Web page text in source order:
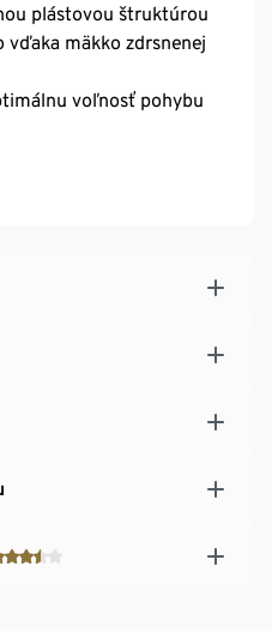
plástovou štruktúrou
mäkko zdrsnenej
voľnosť pohybu
– s brzdičkami na
perfektne sedí a
pohybu